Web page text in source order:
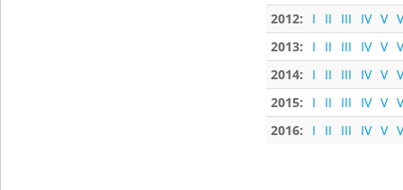
2012:
I II III IV V
2013:
I II III IV V
2014:
I II III IV V
2015:
I II III IV V
2016:
I II III IV V